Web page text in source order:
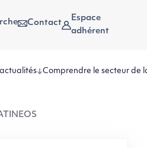
Contact
Espace
adhérent
Comprendre le secteur de